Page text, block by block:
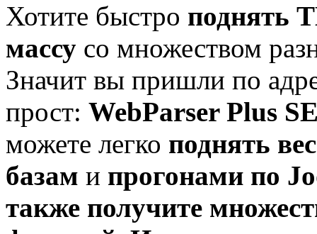
Хотите быстро поднять
массу со множеством
Значит вы пришли по
прост: WebParser Plus
можете легко поднять
базам и прогонами по
также получите